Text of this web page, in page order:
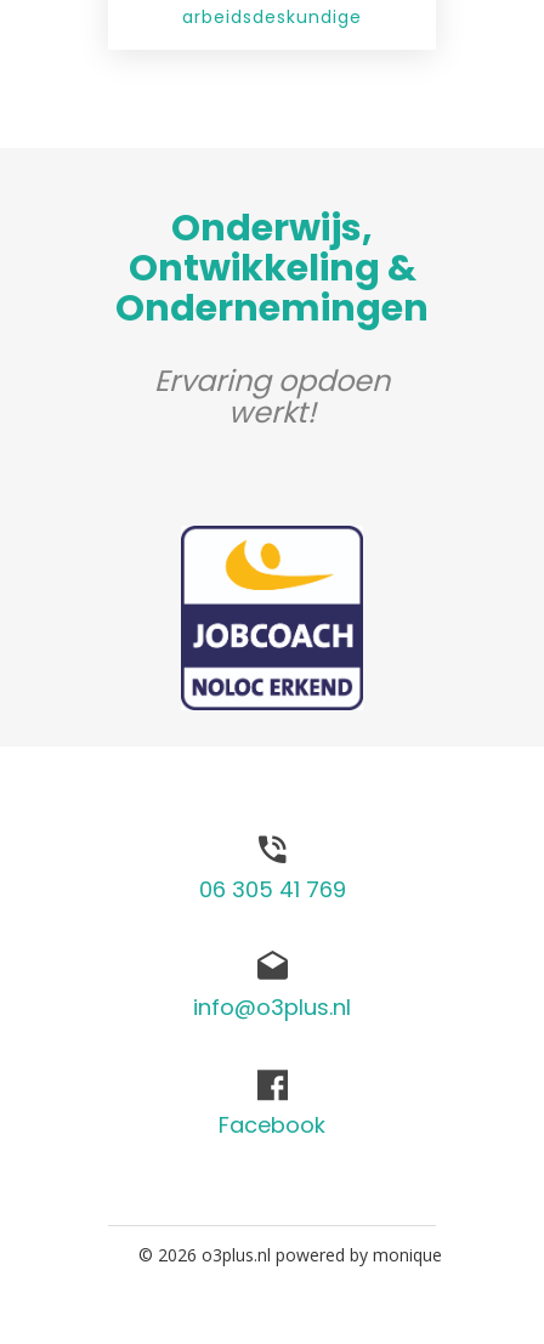
arbeidsdeskundige
Onderwijs,
Ontwikkeling &
Ondernemingen
Ervaring opdoen
werkt!
06 305 41 769
info@o3plus.nl
Facebook
© 2026 o3plus.nl powered by monique